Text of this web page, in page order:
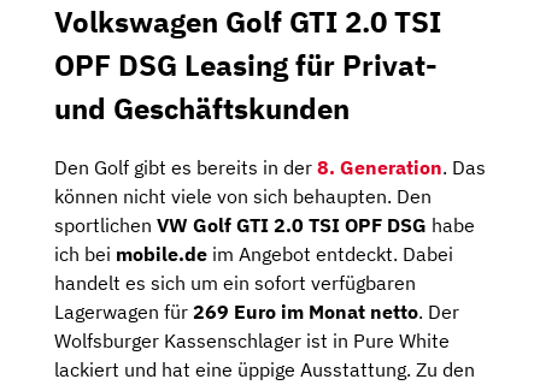
Volkswagen Golf GTI 2.0 TSI
OPF DSG Leasing für Privat-
und Geschäftskunden
Den Golf gibt es bereits in der 8. Generation. Das
können nicht viele von sich behaupten. Den
sportlichen VW Golf GTI 2.0 TSI OPF DSG habe
ich bei mobile.de im Angebot entdeckt. Dabei
handelt es sich um ein sofort verfügbaren
Lagerwagen für 269 Euro im Monat netto. Der
Wolfsburger Kassenschlager ist in Pure White
lackiert und hat eine üppige Ausstattung. Zu den